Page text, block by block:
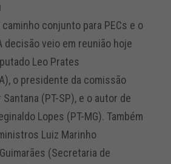
conjunto para PECs e o
decisão veio em reunião hoje
Leo Prates
o presidente da comissão
(PT-SP), e o autor de
Lopes (PT-MG). Também
Luiz Marinho
(Secretaria de